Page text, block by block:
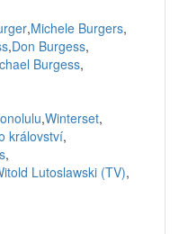
,Michele Burgers,
,Don Burgess,
Burgess,
,Winterset,
království,
,
Lutoslawski (TV),